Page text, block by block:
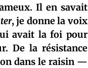
Il en savait
, je donne la voix
avait la foi pour
De la résistance
dans le raisin —